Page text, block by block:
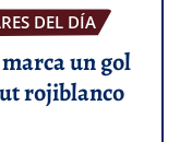
DEL DÍA
un gol
rojiblanco